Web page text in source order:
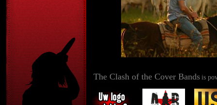
The Clash of the Cover Bands is